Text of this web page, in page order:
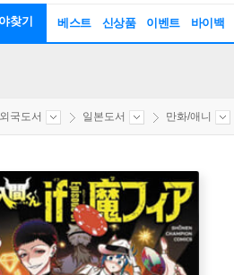
찾기 베스트 신상품 이벤트 바이백
외국도서 일본도서 만화/애니